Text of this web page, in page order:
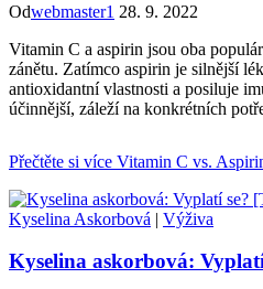
Odwebmaster1 28. 9. 2022
Vitamin C a aspirin jsou oba
zánětu. Zatímco aspirin je silnější
antioxidantní vlastnosti a posiluje
účinnější, záleží na konkrétních
Přečtěte si více Vitamin C vs.
Kyselina Askorbová | Výživa
Kyselina askorbová: